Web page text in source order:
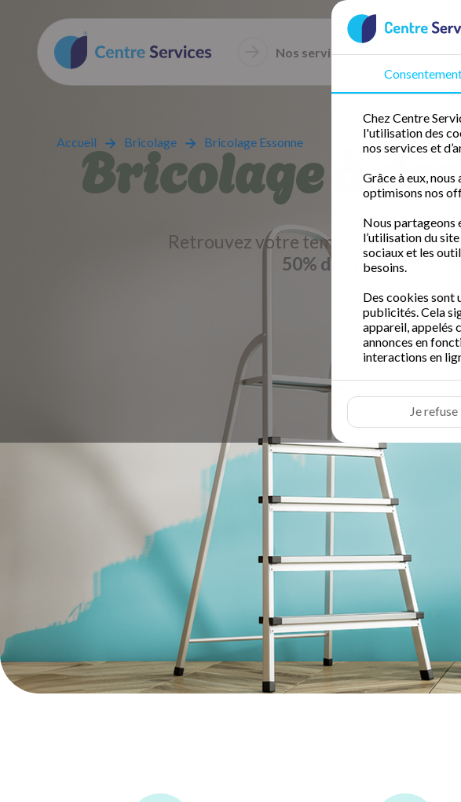
Nos services 50 % de crédit
Chez Centre
l'utilisation des
nos services et
Grâce à eux,
optimisons nos
Nous partageons
l’utilisation du
sociaux et les
besoins.
Des cookies sont
publicités. Cela
appareil, appelés
annonces en
interactions en
Je refuse
Accueil Bricolage Bricolage Essonne
Bricolage à
Retrouvez votre temps libre avec
50% de crédit